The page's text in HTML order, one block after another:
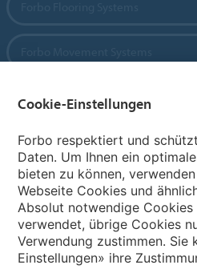
Sprache wählen
My Forbo
Inspiration & Referenzen
Cookie-Einstellungen
Forbo respektiert und
Daten. Um Ihnen ein
bieten zu können,
Webseite Cookies und
Absolut notwendige
verwendet, übrige Cookies
Verwendung zustimmen. Sie
Einstellungen» ihre